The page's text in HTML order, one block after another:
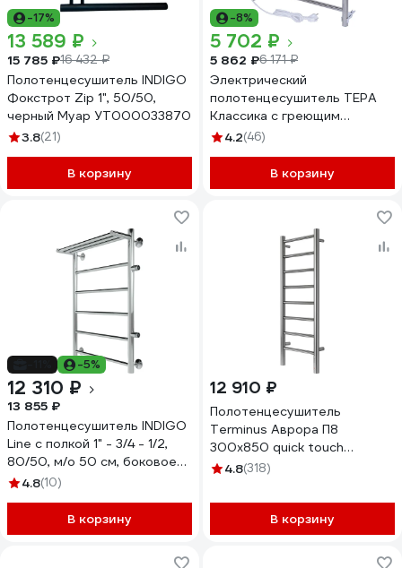
-17%
13 589 ₽
15 785 ₽16 432 ₽
Полотенцесушитель INDIGO
Фокстрот Zip 1", 50/50,
черный Муар УТ000033870
3.8(21)
В корзину
-8%
5 702 ₽
5 862 ₽6 171 ₽
Электрический
полотенцесушитель ТЕРА
Классика с греющим
кабелем 400x600 ПСН-09-
4.2(46)
В корзину
-5%
12 310 ₽
13 855 ₽
Полотенцесушитель INDIGO
Line с полкой 1" - 3/4 - 1/2,
80/50, м/о 50 см, боковое
подключение справа
4.8(10)
В корзину
12 910 ₽
Полотенцесушитель
Terminus Аврора П8
300x850 quick touch
4670078541833
4.8(318)
В корзину